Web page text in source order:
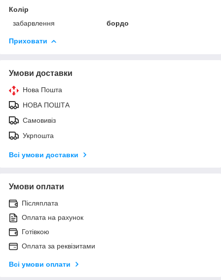
Колір
забарвлення
бордо
Приховати
Умови доставки
Нова Пошта
НОВА ПОШТА
Самовивіз
Укрпошта
Всі умови доставки
Умови оплати
Післяплата
Оплата на рахунок
Готівкою
Оплата за реквізитами
Всі умови оплати